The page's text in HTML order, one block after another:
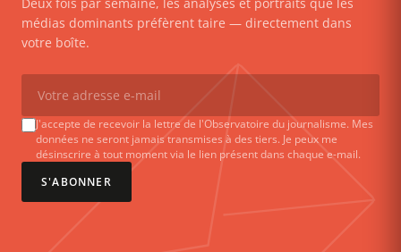
médias dominants préfèrent taire — directement dans
votre boîte.
J'accepte de recevoir la lettre de l'Observatoire du journalisme. Mes
données ne seront jamais transmises à des tiers. Je peux me
désinscrire à tout moment via le lien présent dans chaque e-mail.
S'ABONNER